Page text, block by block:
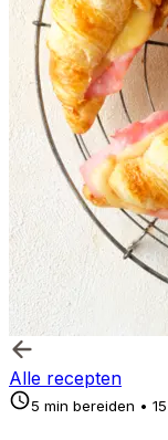
Alle recepten
5 min bereiden •